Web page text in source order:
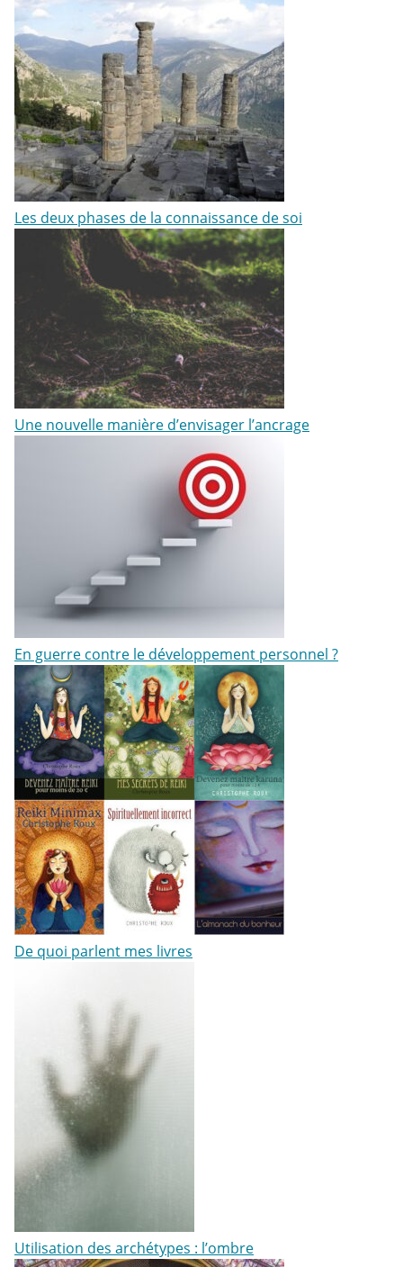
Les deux phases de la connaissance de soi
Une nouvelle manière d’envisager l’ancrage
En guerre contre le développement personnel ?
De quoi parlent mes livres
Utilisation des archétypes : l’ombre